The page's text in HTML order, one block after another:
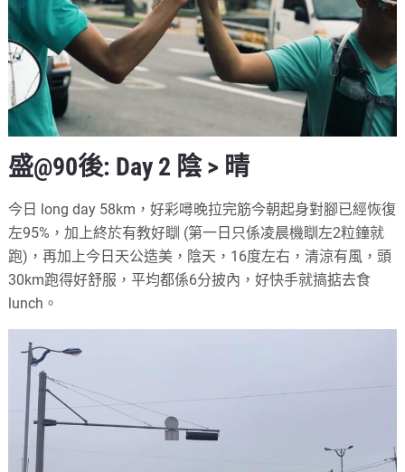
盛@90後: Day 2 陰 > 晴
今日 long day 58km，好彩噚晚拉完筋今朝起身對腳已經恢復
左95%，加上終於有教好瞓 (第一日只係凌晨機瞓左2粒鐘就
跑)，再加上今日天公造美，陰天，16度左右，清涼有風，頭
30km跑得好舒服，平均都係6分披內，好快手就搞掂去食
lunch。